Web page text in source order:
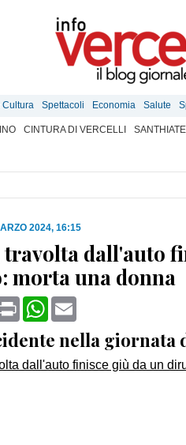
Cultura Spettacoli Economia Salute
CINTURA DI VERCELLI
2024, 16:15
dall'auto
morta una donna
Print WhatsApp
nella giornata